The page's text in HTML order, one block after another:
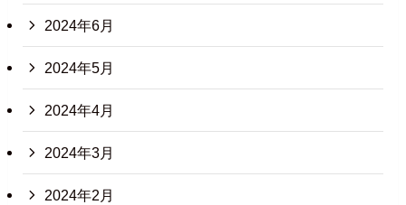
2024年6月
2024年5月
2024年4月
2024年3月
2024年2月